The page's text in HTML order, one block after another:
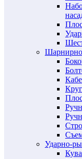
Ударно-